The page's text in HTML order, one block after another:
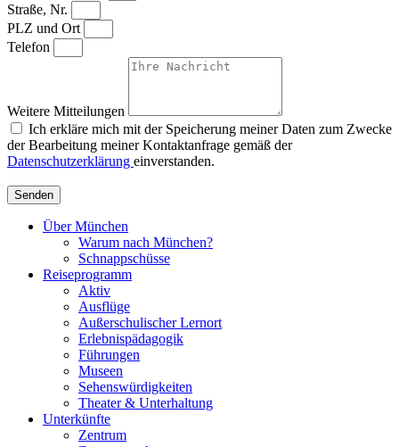
Straße, Nr.
PLZ und Ort
Telefon
Weitere Mitteilungen
Ich erkläre mich mit der Speicherung meiner Daten zum Zwecke
der Bearbeitung meiner Kontaktanfrage gemäß der
Datenschutzerklärung einverstanden.
Senden
Über München
Warum nach München?
Schnappschüsse
Reiseprogramm
Aktiv
Ausflüge
Außerschulischer Lernort
Erlebnispädagogik
Führungen
Museen
Sehenswürdigkeiten
Theater & Unterhaltung
Unterkünfte
Zentrum